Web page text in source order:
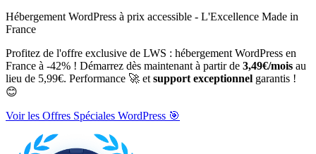
Hébergement WordPress à prix accessible - L'Excellence Made in
France
Profitez de l'offre exclusive de LWS : hébergement WordPress en
France à -42% ! Démarrez dès maintenant à partir de 3,49€/mois au
lieu de 5,99€. Performance 🚀 et support exceptionnel garantis !
😊
Voir les Offres Spéciales WordPress 🎯